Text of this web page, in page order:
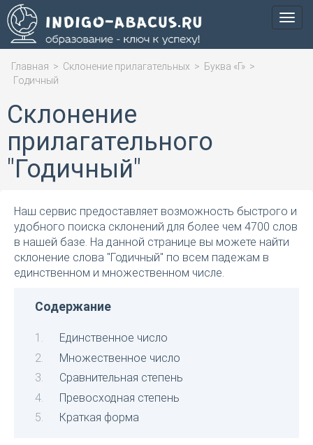
Меню
Главная > Склонение прилагательных > Буква «Г» >
Годичный
Склонение
прилагательного
"Годичный"
Наш сервис предоставляет возможность быстрого и
удобного поиска склонений для более чем 4700 слов
в нашей базе. На данной странице вы можете найти
склонение слова "Годичный" по всем падежам в
единственном и множественном числе.
Содержание
Единственное число
Множественное число
Сравнительная степень
Превосходная степень
Краткая форма